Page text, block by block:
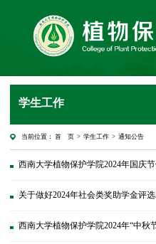
学生工作
当前位置： 首 页 >学生工作 >通知公告
西南大学植物保护学院2024年国庆
关于做好2024年社会类奖助学金评